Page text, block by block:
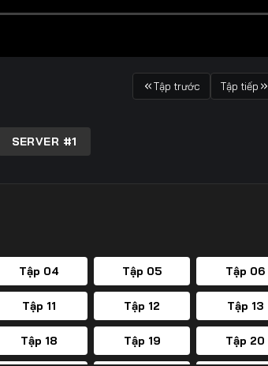
Tập trước Tập tiếp
SERVER #1
Tập 04 Tập 05 Tập 06
Tập 11 Tập 12 Tập 13
Tập 18 Tập 19 Tập 20